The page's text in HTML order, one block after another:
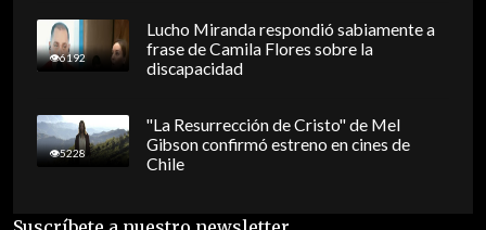
6192
Lucho Miranda respondió sabiamente a
frase de Camila Flores sobre la
discapacidad
5228
"La Resurrección de Cristo" de Mel
Gibson confirmó estreno en cines de
Chile